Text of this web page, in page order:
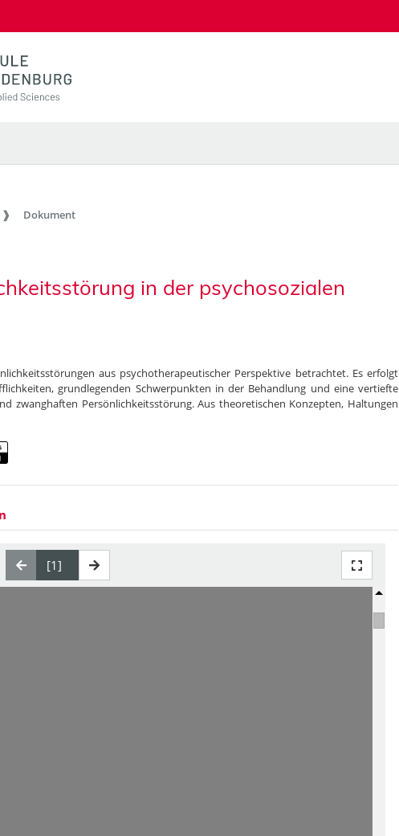
Dokument
in der psychosozialen
aus psychotherapeutischer Perspektive betrachtet. Es erfolgt
grundlegenden Schwerpunkten in der Behandlung und eine vertiefte
zwanghaften Persönlichkeitsstörung. Aus theoretischen Konzepten, Haltungen